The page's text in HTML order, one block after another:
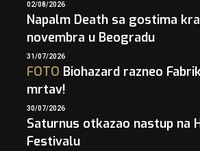
02/08/2026
Napalm Death sa gostima
novembra u Beogradu
31/07/2026
FOTO Biohazard razneo
mrtav!
30/07/2026
Saturnus otkazao nastup na
Festivalu